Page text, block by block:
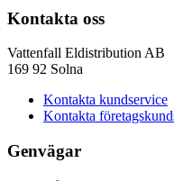
Kontakta oss
Vattenfall Eldistribution AB
169 92 Solna
Kontakta kundservice
Kontakta
Genvägar